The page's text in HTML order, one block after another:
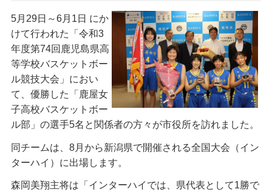
5月29日～6月1日 にか
けて行われた「令和3
年度第74回鹿児島県高
等学校バスケットボー
ル競技大会」におい
て、優勝した「鹿屋女
子高校バスケットボー
ル部」の選手5名と関係者の方々が市役所を訪れました。
同チームは、8月から新潟県で開催される全国大会（イン
ターハイ）に出場します。
森岡美翔主将は「インターハイでは、県代表として1勝で